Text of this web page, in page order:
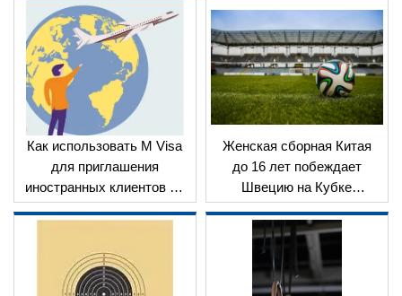
байдарках и каноэ
Как использовать M Visa
для приглашения
иностранных клиентов на
Кантонскую ярмарку?
Женская сборная Китая
до 16 лет побеждает
Швецию на Кубке
Монтейгу 2025 года